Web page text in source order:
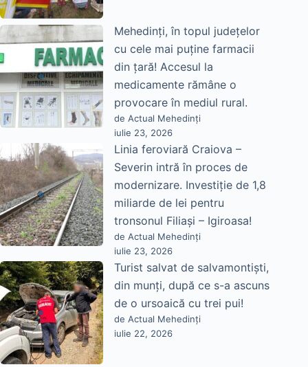
Mehedinți, în topul județelor
cu cele mai puține farmacii
din țară! Accesul la
medicamente rămâne o
provocare în mediul rural.
de Actual Mehedinți
iulie 23, 2026
Linia feroviară Craiova –
Severin intră în proces de
modernizare. Investiție de 1,8
miliarde de lei pentru
tronsonul Filiași – Igiroasa!
de Actual Mehedinți
iulie 23, 2026
Turist salvat de salvamontiști,
din munți, după ce s-a ascuns
de o ursoaică cu trei pui!
de Actual Mehedinți
iulie 22, 2026